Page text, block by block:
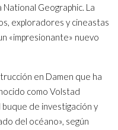
Geographic. La
exploradores y cineastas
«impresionante» nuevo
en Damen que ha
como Volstad
de investigación y
del océano», según